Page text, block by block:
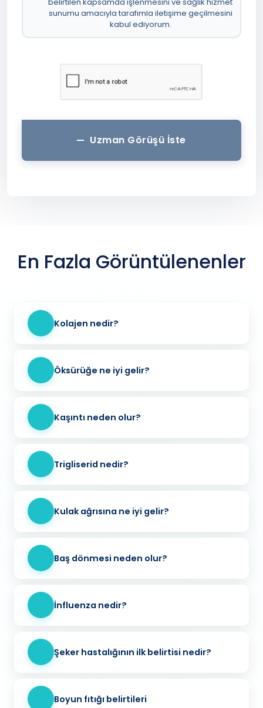
sunumu amacıyla tarafımla iletişime geçilmesini
kabul ediyorum.
Uzman Görüşü İste
En Fazla Görüntülenenler
Kolajen nedir?
Öksürüğe ne iyi gelir?
Kaşıntı neden olur?
Trigliserid nedir?
Kulak ağrısına ne iyi gelir?
Baş dönmesi neden olur?
İnfluenza nedir?
Şeker hastalığının ilk belirtisi nedir?
Boyun fıtığı belirtileri